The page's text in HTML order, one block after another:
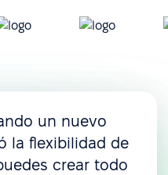
un nuevo
la flexibilidad de
crear todo